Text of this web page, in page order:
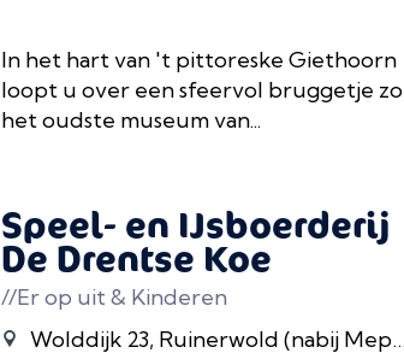
In het hart van 't pittoreske Giethoorn
loopt u over een sfeervol bruggetje zo
het oudste museum van...
Speel- en IJsboerderij
De Drentse Koe
//Er op uit & Kinderen
Wolddijk 23, Ruinerwold (nabij Meppel)